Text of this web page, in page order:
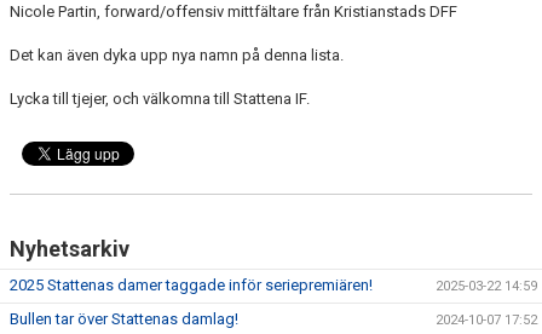
Nicole Partin, forward/offensiv mittfältare från Kristianstads DFF
Det kan även dyka upp nya namn på denna lista.
Lycka till tjejer, och välkomna till Stattena IF.
Nyhetsarkiv
2025 Stattenas damer taggade inför seriepremiären! 2025-03-22 14:59
Bullen tar över Stattenas damlag! 2024-10-07 17:52